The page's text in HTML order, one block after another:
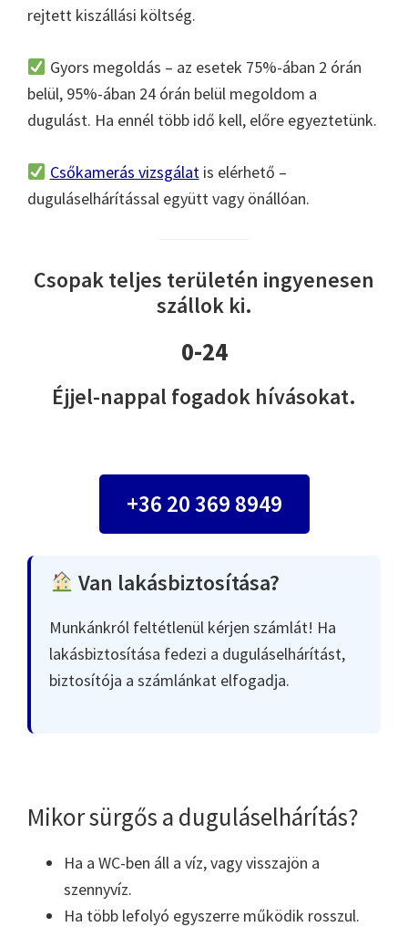
rejtett kiszállási költség.
Gyors megoldás – az esetek 75%-ában 2 órán
belül, 95%-ában 24 órán belül megoldom a
dugulást. Ha ennél több idő kell, előre egyeztetünk.
Csőkamerás vizsgálatis elérhető –
duguláselhárítással együtt vagy önállóan.
Csopak teljes területén ingyenesen
szállok ki.
0-24
Éjjel-nappal fogadok hívásokat.
+36 20 369 8949
Van lakásbiztosítása?
Munkánkról feltétlenül kérjen számlát! Ha
lakásbiztosítása fedezi a duguláselhárítást,
biztosítója a számlánkat elfogadja.
Mikor sürgős a duguláselhárítás?
Ha a WC-ben áll a víz, vagy visszajön a
szennyvíz.
Ha több lefolyó egyszerre működik rosszul.